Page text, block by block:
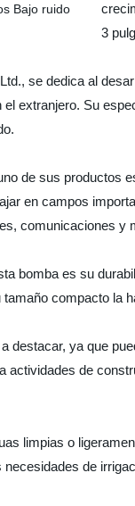
3
se dedica al
extranjero. Su
de sus productos
en campos
comunicaciones y
bomba es su
compacto la
destacar, ya que
actividades de
limpias o
de